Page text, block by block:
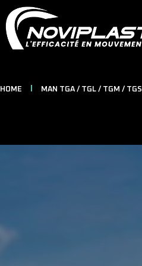
HOME MAN TGA / TGL / TGM / TGS